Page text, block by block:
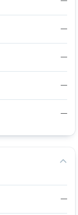
—
—
—
—
—